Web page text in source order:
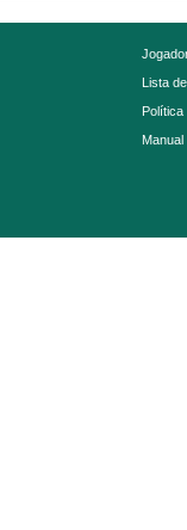
Lista
Política